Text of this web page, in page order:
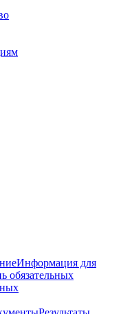
Информация для
обязательных